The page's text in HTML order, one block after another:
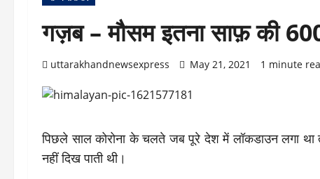
गज़ब – मौसम इतना साफ़ की 600
uttarakhandnewsexpress May 21, 2021 1 minute
पिछले साल कोरोना के चलते जब पूरे देश में लॉकडाउन लगा था
नहीं दिख पाती थी।